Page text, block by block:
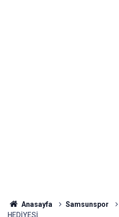
Anasayfa Samsunspor
HEDİYESİ